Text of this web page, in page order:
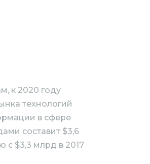
к 2020 году
технологий
в сфере
составит $3,6
с $3,3 млрд в 2017